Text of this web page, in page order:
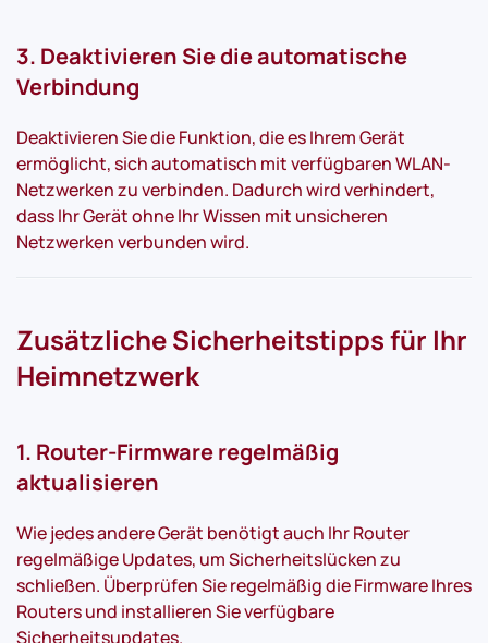
3. Deaktivieren Sie die automatische
Verbindung
Deaktivieren Sie die Funktion, die es Ihrem Gerät
ermöglicht, sich automatisch mit verfügbaren WLAN-
Netzwerken zu verbinden. Dadurch wird verhindert,
dass Ihr Gerät ohne Ihr Wissen mit unsicheren
Netzwerken verbunden wird.
Zusätzliche Sicherheitstipps für Ihr
Heimnetzwerk
1. Router-Firmware regelmäßig
aktualisieren
Wie jedes andere Gerät benötigt auch Ihr Router
regelmäßige Updates, um Sicherheitslücken zu
schließen. Überprüfen Sie regelmäßig die Firmware Ihres
Routers und installieren Sie verfügbare
Sicherheitsupdates.